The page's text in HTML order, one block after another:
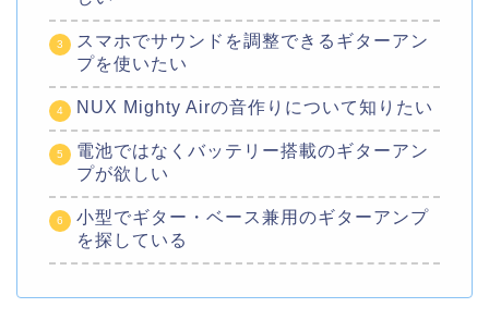
スマホでサウンドを調整できるギターアン
プを使いたい
NUX Mighty Airの音作りについて知りたい
電池ではなくバッテリー搭載のギターアン
プが欲しい
小型でギター・ベース兼用のギターアンプ
を探している